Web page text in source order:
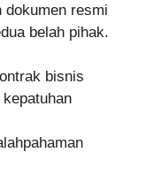
dokumen resmi
belah pihak.
bisnis